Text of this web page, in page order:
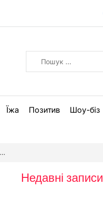
Їжа Позитив Шоу-біз
Недавні записи